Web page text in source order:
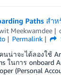
Paths สำ
Meekwamdee
Permalink
นน่าจะได้ลองใช้
ในการ onboard
(Personal